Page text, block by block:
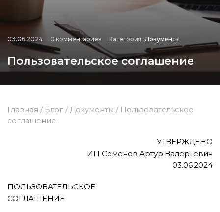
03.06.2024 0 комментариев Категория: Документы
Пользовательское соглашение
Главная / Блог / Документы / Пользовательское
соглашение
УТВЕРЖДЕНО
ИП Семенов Артур Валерьевич
03.06.2024
ПОЛЬЗОВАТЕЛЬСКОЕ
СОГЛАШЕНИЕ